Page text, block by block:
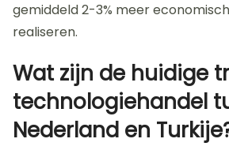
gemiddeld 2-3% meer
realiseren.
Wat zijn de huidige
technologiehandel
Nederland en